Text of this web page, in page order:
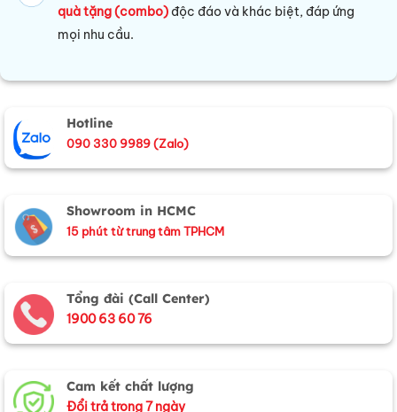
quà tặng (combo) độc đáo và khác biệt, đáp ứng
mọi nhu cầu.
Hotline
090 330 9989 (Zalo)
Showroom in HCMC
15 phút từ trung tâm TPHCM
Tổng đài (Call Center)
1900 63 60 76
Cam kết chất lượng
Đổi trả trong 7 ngày